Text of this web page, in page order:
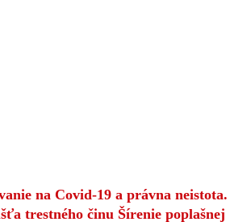
na Covid-19 a právna neistota.
trestného činu Šírenie poplašnej